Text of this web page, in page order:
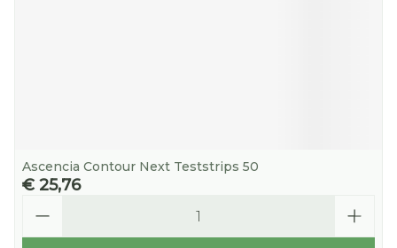
Ascencia Contour Next Teststrips 50
€ 25,76